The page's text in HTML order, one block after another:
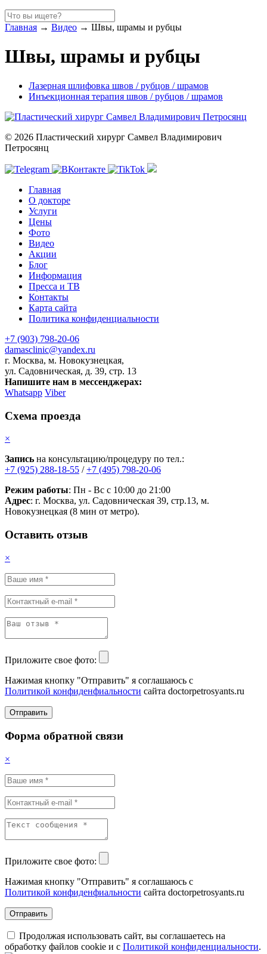
Главная → Видео → Швы, шрамы и рубцы
Швы, шрамы и рубцы
Лазерная шлифовка швов / рубцов / шрамов
Инъекционная терапия швов / рубцов / шрамов
© 2026 Пластический хирург Самвел Владимирович
Петросянц
Главная
О докторе
Услуги
Цены
Фото
Видео
Акции
Блог
Информация
Пресса и ТВ
Контакты
Карта сайта
Политика конфиденциальности
+7 (903) 798-20-06
damasclinic@yandex.ru
г. Москва, м. Новокузнецкая,
ул. Садовническая, д. 39, стр. 13
Напишите нам в мессенджерах:
Whatsapp Viber
Схема проезда
×
Запись на консультацию/процедуру по тел.:
+7 (925) 288-18-55 /+7 (495) 798-20-06
Режим работы: Пн - Вс с 10:00 до 21:00
Адрес: г. Москва, ул. Садовническая 39, стр.13, м.
Новокузнецкая (8 мин от метро).
Оставить отзыв
×
Приложите свое фото:
Нажимая кнопку "Отправить" я соглашаюсь с
Политикой конфиденфиальности сайта doctorpetrosyants.ru
Отправить
Форма обратной связи
×
Приложите свое фото:
Нажимая кнопку "Отправить" я соглашаюсь с
Политикой конфиденфиальности сайта doctorpetrosyants.ru
Отправить
Продолжая использовать сайт, вы соглашаетесь на
обработку файлов cookie и с Политикой конфиденциальности.